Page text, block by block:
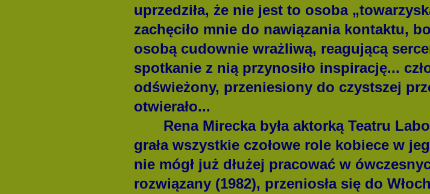
uprzedziła, że nie jest to osoba
zachęciło mnie do nawiązania kontaktu,
osobą cudownie wrażliwą, reagującą
spotkanie z nią przynosiło inspirację...
odświeżony, przeniesiony do czystszej
otwierało...
Rena Mirecka była aktorką Teatru
grała wszystkie czołowe role kobiece w
nie mógł już dłużej pracować w
rozwiązany (1982), przeniosła się do